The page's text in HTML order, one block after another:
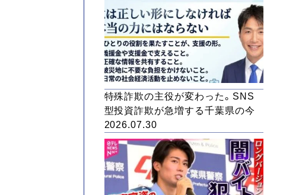
特殊詐欺の主役が変わった。SNS
型投資詐欺が急増する千葉県の今
2026.07.30